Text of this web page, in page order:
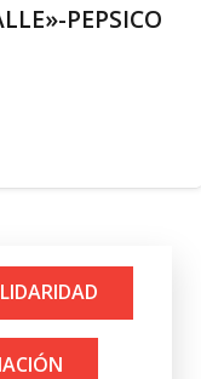
PEPSICO